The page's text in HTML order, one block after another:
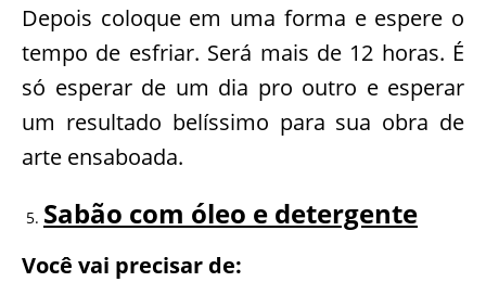
Depois coloque em uma forma e espere o
tempo de esfriar. Será mais de 12 horas. É
só esperar de um dia pro outro e esperar
um resultado belíssimo para sua obra de
arte ensaboada.
Sabão com óleo e detergente
Você vai precisar de: